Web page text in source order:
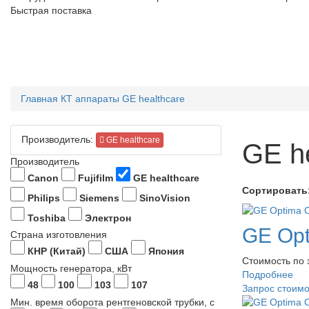
Быстрая поставка
Главная КТ аппараты GE healthcare
Производитель: GE healthcare
Производитель
Canon
Fujifilm
GE healthcare
Philips
Siemens
SinoVision
Toshiba
Электрон
Страна изготовления
КНР (Китай)
США
Япония
Мощность генератора, кВт
48
100 103
107
Мин. время оборота рентгеновской трубки, с
GE
GE
Стоимость по
Подробнее
Запрос